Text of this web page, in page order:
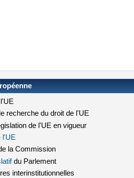
recherche du droit de l'UE
externe)de l'UE en vigueur
l'UE
lien est externe)
la Commission
(le lien est externe)
du Parlement
interinstitutionnelles